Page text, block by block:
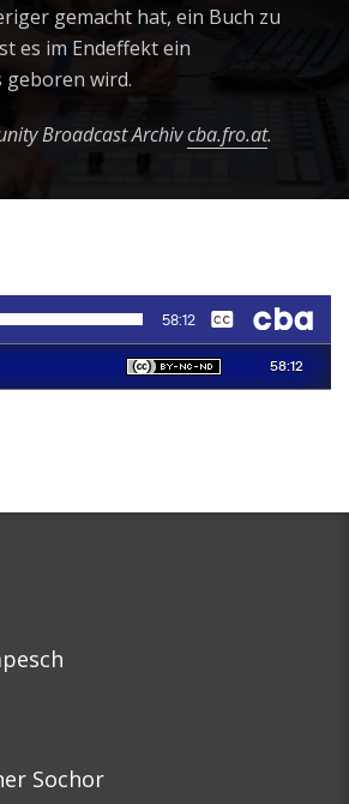
gemacht hat, ein Buch zu
es im Endeffekt ein
geboren wird.
Broadcast Archivcba.fro.at.
Sochor